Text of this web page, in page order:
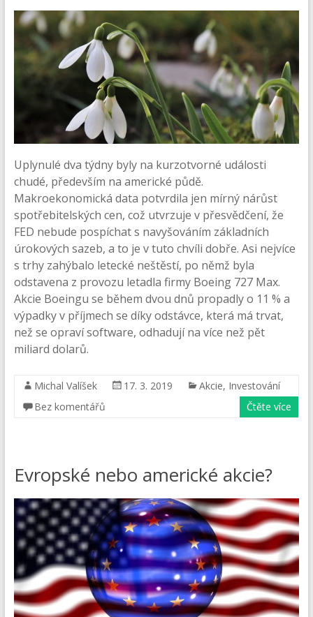
Uplynulé dva týdny byly na kurzotvorné události
chudé, především na americké půdě.
Makroekonomická data potvrdila jen mírný nárůst
spotřebitelských cen, což utvrzuje v přesvědčení, že
FED nebude pospíchat s navyšováním základních
úrokových sazeb, a to je v tuto chvíli dobře. Asi nejvíce
s trhy zahýbalo letecké neštěstí, po němž byla
odstavena z provozu letadla firmy Boeing 727 Max.
Akcie Boeingu se během dvou dnů propadly o 11 % a
výpadky v příjmech se díky odstávce, která má trvat,
než se opraví software, odhadují na více než pět
miliard dolarů.
Michal Valíšek 17. 3. 2019 Akcie, Investování
Bez komentářů
Čtěte více
Evropské nebo americké akcie?